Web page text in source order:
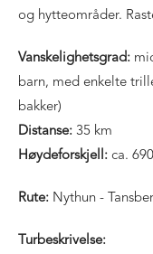
og hytteområder.
Vanskelighetsgrad:
barn, med enkelte
bakker)
Distanse: 35 km
Høydeforskjell: ca.
Rute: Nythun -
Turbeskrivelse: